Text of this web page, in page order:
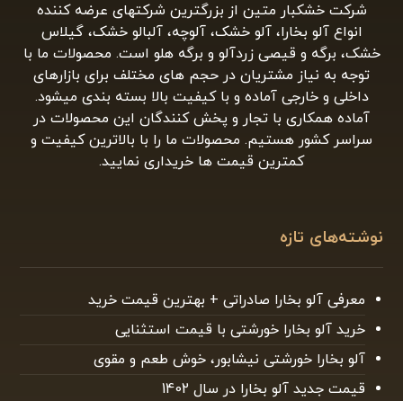
شرکت خشکبار متین از بزرگترین شرکتهای عرضه کننده
انواع آلو بخارا، آلو خشک، آلوچه، آلبالو خشک، گیلاس
خشک، برگه و قیصی زردآلو و برگه هلو است. محصولات ما با
توجه به نیاز مشتریان در حجم های مختلف برای بازارهای
داخلی و خارجی آماده و با کیفیت بالا بسته بندی میشود.
آماده همکاری با تجار و پخش کنندگان این محصولات در
سراسر کشور هستیم. محصولات ما را با بالاترین کیفیت و
کمترین قیمت ها خریداری نمایید.
نوشته‌های تازه
معرفی آلو بخارا صادراتی + بهترین قیمت خرید
خرید آلو بخارا خورشتی با قیمت استثنایی
آلو بخارا خورشتی نیشابور، خوش طعم و مقوی
قیمت جدید آلو بخارا در سال 1402